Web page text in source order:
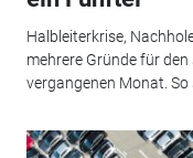
Halbleiterkrise,
mehrere Gründe für
vergangenen Monat. So